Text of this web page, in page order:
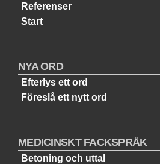
Referenser
Start
NYA ORD
Efterlys ett ord
Föreslå ett nytt ord
MEDICINSKT FACKSPRÅK
Betoning och uttal